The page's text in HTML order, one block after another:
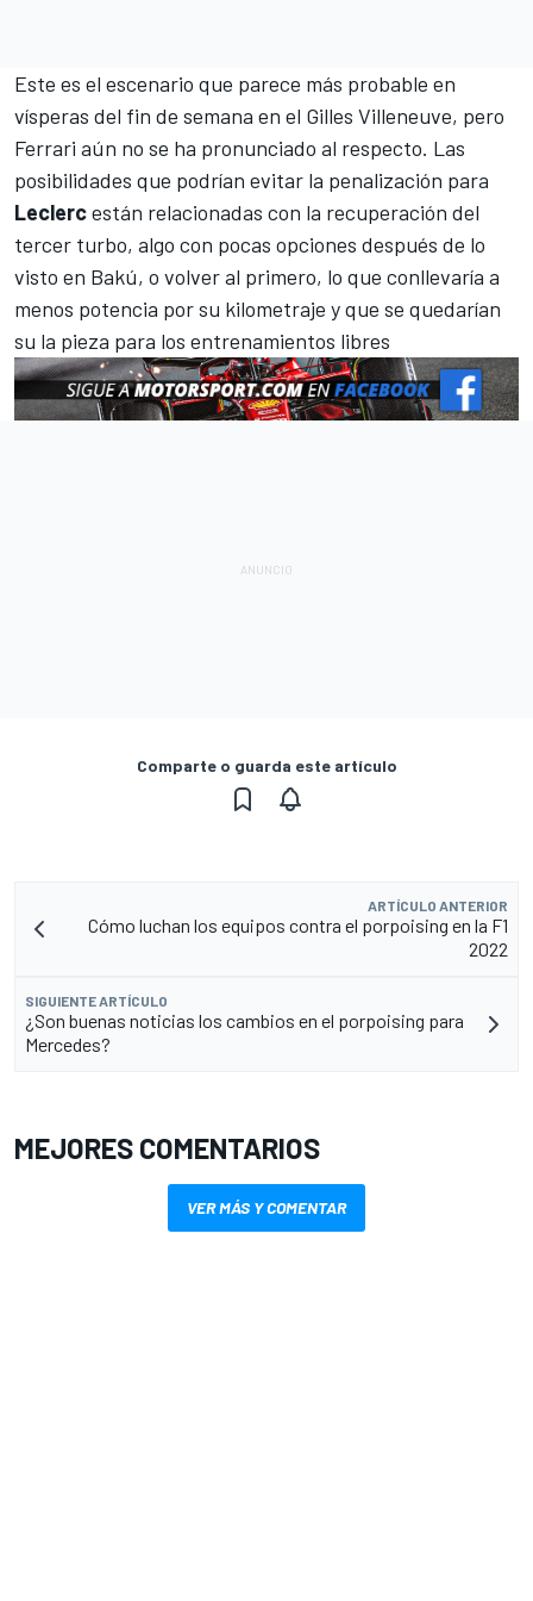
Este es el escenario que parece más probable en
vísperas del fin de semana en el Gilles Villeneuve, pero
Ferrari aún no se ha pronunciado al respecto. Las
posibilidades que podrían evitar la penalización para
Leclercestán relacionadas con la recuperación del
tercer turbo, algo con pocas opciones después de lo
visto en Bakú, o volver al primero, lo que conllevaría a
menos potencia por su kilometraje y que se quedarían
su la pieza para los entrenamientos libres
Comparte o guarda este artículo
ARTÍCULO ANTERIOR
Cómo luchan los equipos contra el porpoising en la F1
2022
SIGUIENTE ARTÍCULO
¿Son buenas noticias los cambios en el porpoising para
Mercedes?
MEJORES COMENTARIOS
VER MÁS Y COMENTAR